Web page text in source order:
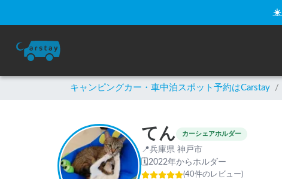
☀️
キャンピングカー・車中泊スポット予約はCarstay /
てん カーシェアホルダー
📍兵庫県 神戸市
🗓2022年からホルダー
(40件のレビュー)